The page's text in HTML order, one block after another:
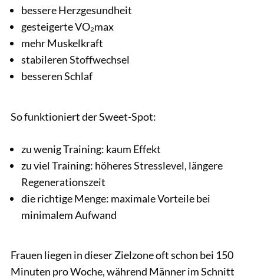
bessere Herzgesundheit
gesteigerte VO₂max
mehr Muskelkraft
stabileren Stoffwechsel
besseren Schlaf
So funktioniert der Sweet-Spot:
zu wenig Training: kaum Effekt
zu viel Training: höheres Stresslevel, längere
Regenerationszeit
die richtige Menge: maximale Vorteile bei
minimalem Aufwand
Frauen liegen in dieser Zielzone oft schon bei 150
Minuten pro Woche, während Männer im Schnitt